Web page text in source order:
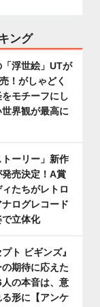
ング
浮世絵」UTが
！がしゃどく
モチーフにし
界観が最高に
トーリー」新作
売決定！A賞
たちがレトロ
ログレコード
で立体化
プト ビギンズ』
期待に応えた
の本音は、意
る形に【アンケ